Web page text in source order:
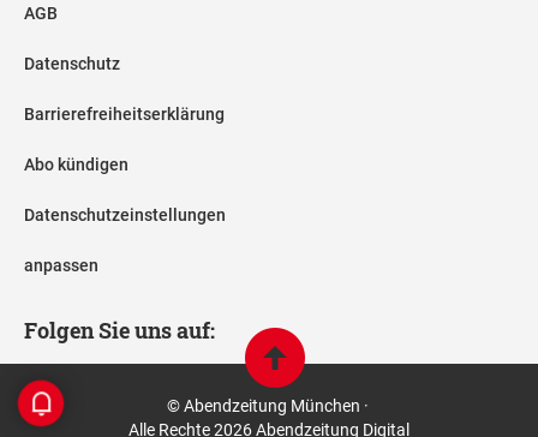
AGB
Datenschutz
Barrierefreiheitserklärung
Abo kündigen
Datenschutzeinstellungen
anpassen
Folgen Sie uns auf:
© Abendzeitung München ·
Alle Rechte 2026 Abendzeitung Digital